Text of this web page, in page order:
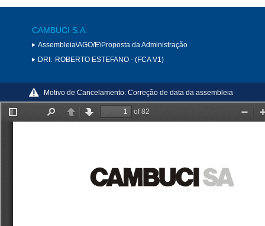
CAMBUCI S.A.
Assembleia\AGO/E\Proposta da Administração
DRI: ROBERTO ESTEFANO - (FCA V1)
Motivo de Cancelamento: Correção de data da assembleia